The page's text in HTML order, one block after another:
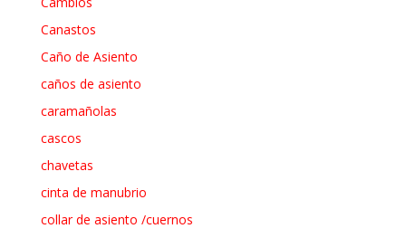
Canastos
Caño de Asiento
caños de asiento
caramañolas
cascos
chavetas
cinta de manubrio
collar de asiento /cuernos